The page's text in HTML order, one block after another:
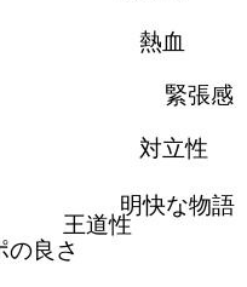
熱血
緊張感
対立性
明快な物語
王道性
の良さ